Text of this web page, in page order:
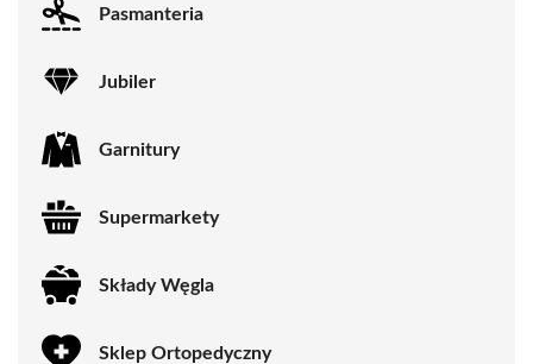
Pasmanteria
Jubiler
Garnitury
Supermarkety
Składy Węgla
Sklep Ortopedyczny